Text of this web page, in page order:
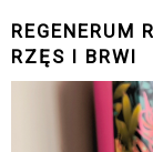
REGENERUM
RZĘS I BRWI